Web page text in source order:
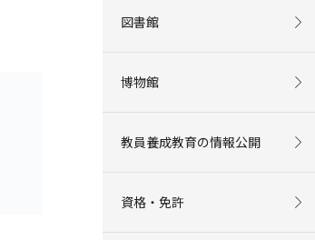
図書館
博物館
教員養成教育の情報公開
資格・免許